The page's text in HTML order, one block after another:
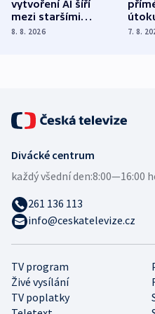
vytvoření AI šíří
mezi staršími
Poláky nebezpečné
8. 8. 2026
míní
7. 8.
TV program
Živé vysílání
TV poplatky
Divácké centrum
každý všední den:8:00—16:00
261 136 113
info@ceskatelevize.cz